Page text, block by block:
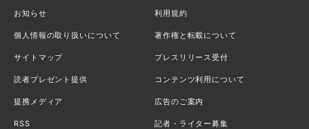
お知らせ 利用規約
個人情報の取り扱いについて 著作権と転載について
サイトマップ プレスリリース受付
読者プレゼント提供 コンテンツ利用について
提携メディア 広告のご案内
RSS 記者・ライター募集